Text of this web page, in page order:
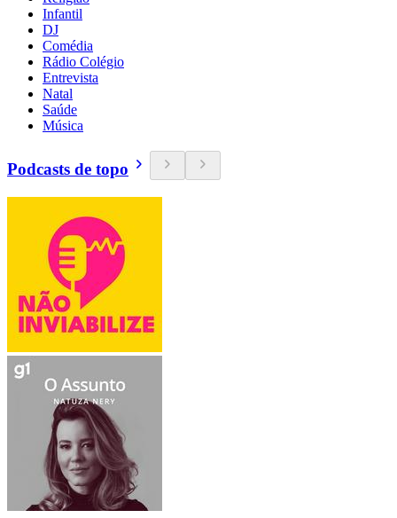
Infantil
DJ
Comédia
Rádio Colégio
Entrevista
Natal
Saúde
Música
Podcasts de topo